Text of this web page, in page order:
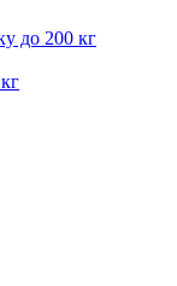
до 200 кг